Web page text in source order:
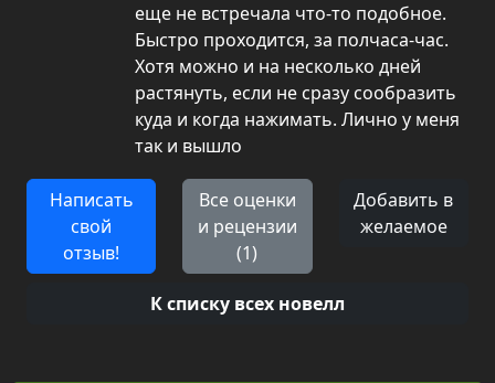
еще не встречала что-то подобное.
Быстро проходится, за полчаса-час.
Хотя можно и на несколько дней
растянуть, если не сразу сообразить
куда и когда нажимать. Лично у меня
так и вышло
Написать
свой
отзыв!
Все оценки
и рецензии
(1)
Добавить в
желаемое
К списку всех новелл